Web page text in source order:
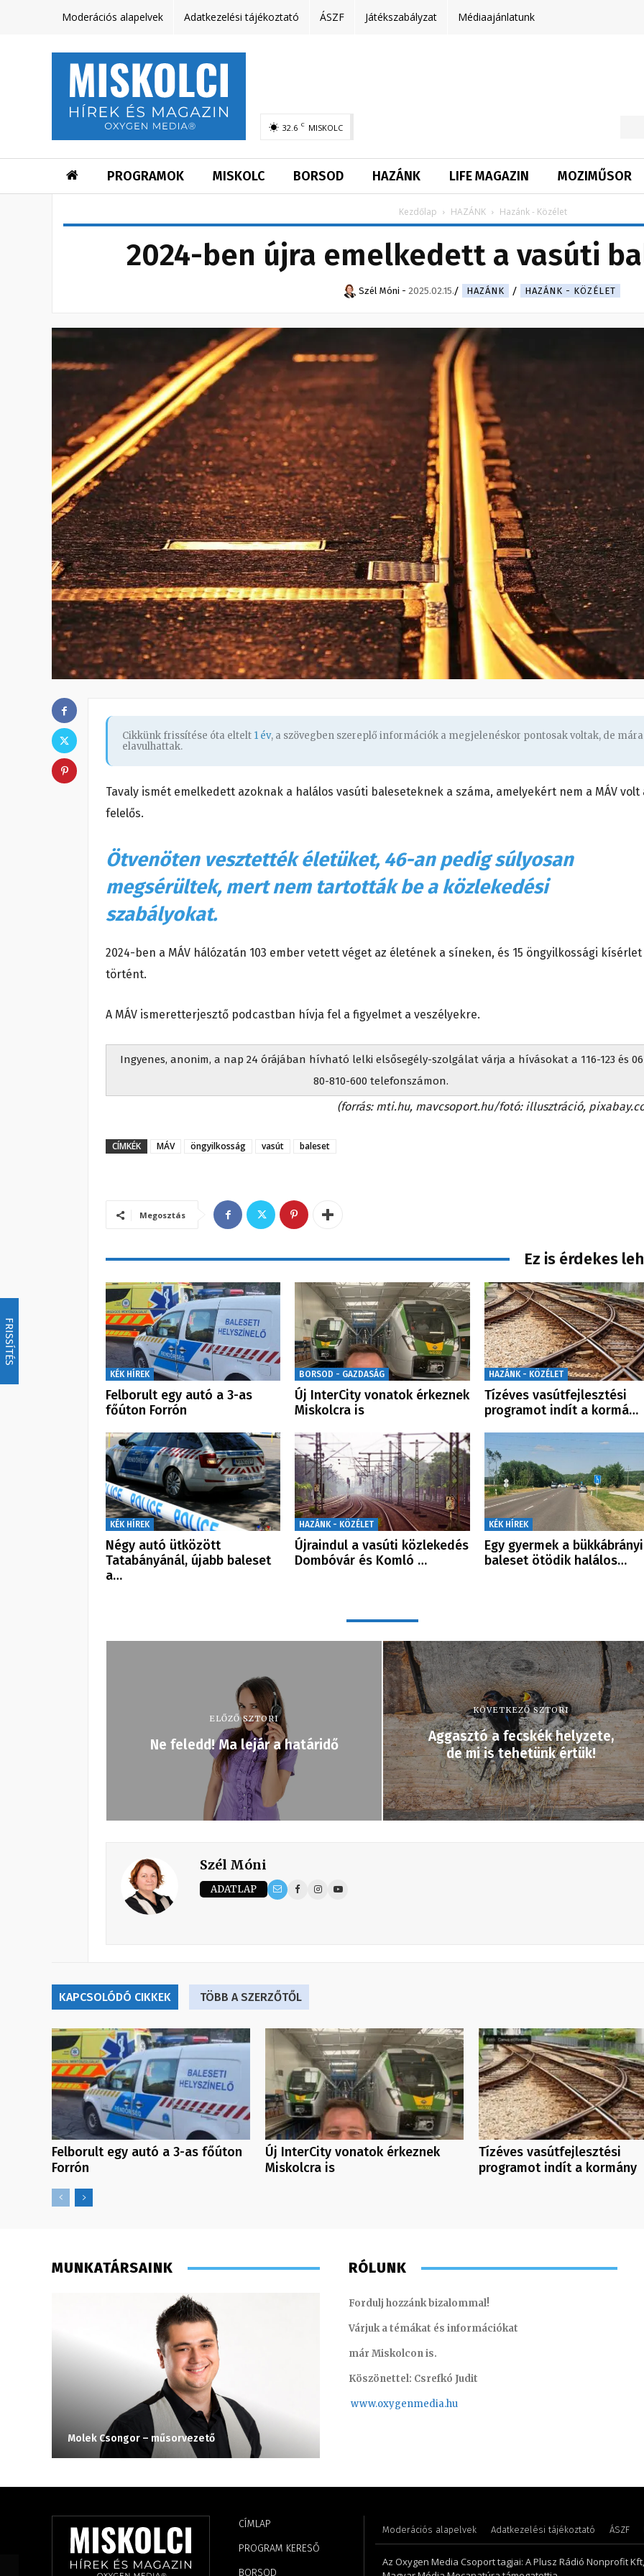
FRISSÍTÉS
Moderációs alapelvek Adatkezelési tájékoztató ÁSZF Játékszabályzat Médiaajánlatunk
32.6 C MISKOLC
PROGRAMOK MISKOLC BORSOD HAZÁNK LIFE MAGAZIN MOZIMŰSOR
Kezdőlap HAZÁNK Hazánk - Közélet
2024-ben újra emelkedett a vasúti
Szél Móni - 2025.02.15. HAZÁNK HAZÁNK - KÖZÉLET
Cikkünk frissítése óta eltelt 1 év, a szövegben szereplő információk a megjelenéskor pontosak voltak, de mára
elavulhattak.
Tavaly ismét emelkedett azoknak a halálos vasúti baleseteknek a száma, amelyekért nem a MÁV volt
felelős.
Ötvenöten vesztették életüket, 46-an pedig súlyosan
megsérültek, mert nem tartották be a közlekedési
szabályokat.
2024-ben a MÁV hálózatán 103 ember vetett véget az életének a síneken, és 15 öngyilkossági kísérlet
történt.
A MÁV ismeretterjesztő podcastban hívja fel a figyelmet a veszélyekre.
Ingyenes, anonim, a nap 24 órájában hívható lelki elsősegély-szolgálat várja a hívásokat a 116-123 és
80-810-600 telefonszámon.
(forrás: mti.hu, mavcsoport.hu/fotó: illusztráció,
CÍMKÉK MÁV öngyilkosság vasút baleset
Megosztás
Ez is érdekes
KÉK HÍREK
Felborult egy autó a 3-as
főúton Forrón
BORSOD - GAZDASÁG
Új InterCity vonatok érkeznek
Miskolcra is
HAZÁNK - KÖZÉLET
Tízéves vasútfejlesztési
programot indít a kormá…
KÉK HÍREK
Négy autó ütközött
Tatabányánál, újabb baleset
a…
HAZÁNK - KÖZÉLET
Újraindul a vasúti közlekedés
Dombóvár és Komló …
KÉK HÍREK
Egy gyermek a bükkábrányi
baleset ötödik halálos…
ELŐZŐ SZTORI
Ne feledd! Ma lejár a határidő
KÖVETKEZŐ SZTORI
Aggasztó a fecskék helyzete,
de mi is tehetünk értük!
Szél Móni
ADATLAP
KAPCSOLÓDÓ CIKKEK TÖBB A SZERZŐTŐL
Felborult egy autó a 3-as főúton
Forrón
Új InterCity vonatok érkeznek
Miskolcra is
Tízéves vasútfejlesztési
programot indít a kormány
MUNKATÁRSAINK
Molek Csongor – műsorvezető Koródi
RÓLUNK
Fordulj hozzánk bizalommal!
Várjuk a témákat és információkat
már Miskolcon is.
Köszönettel: Csrefkó Judit
www.oxygenmedia.hu
CÍMLAP
PROGRAM KERESŐ
BORSOD
Moderációs alapelvek Adatkezelési tájékoztató ÁSZF
Az Oxygen Media Csoport tagjai: A Plusz Rádió Nonprofit